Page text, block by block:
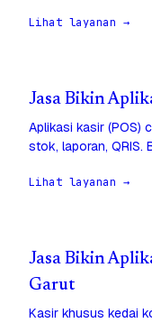
Lihat layanan →
Jasa Bikin
Aplikasi kasir (POS)
stok, laporan, QRIS.
Lihat layanan →
Jasa Bikin
Garut
Kasir khusus kedai